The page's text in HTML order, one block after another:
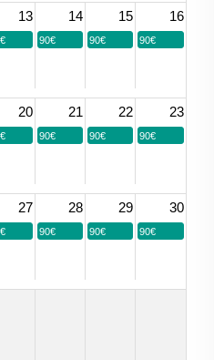
13 14 15 16
90€ 90€ 90€
20 21 22 23
90€ 90€ 90€
27 28 29 30
90€ 90€ 90€